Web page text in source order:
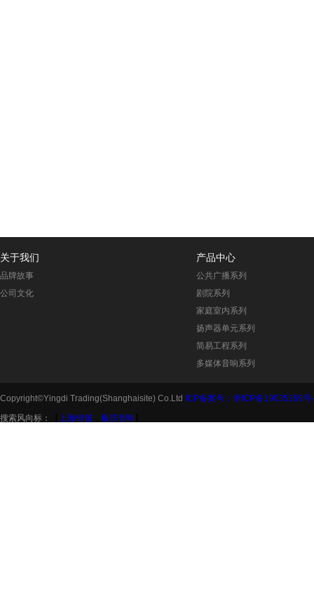
关于我们
品牌故事
公司文化
产品中心
公共广播系列
剧院系列
家庭室内系列
扬声器单元系列
简易工程系列
多媒体音响系列
Copyright©Yingdi Trading(Shanghaisite) Co.Ltd ICP备案号：浙ICP备19035269号
搜索风向标：
上海银笛 银笛音响